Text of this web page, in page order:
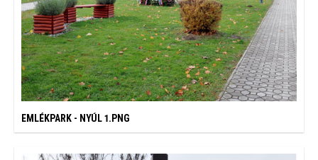
EMLÉKPARK - NYÚL 1.PNG